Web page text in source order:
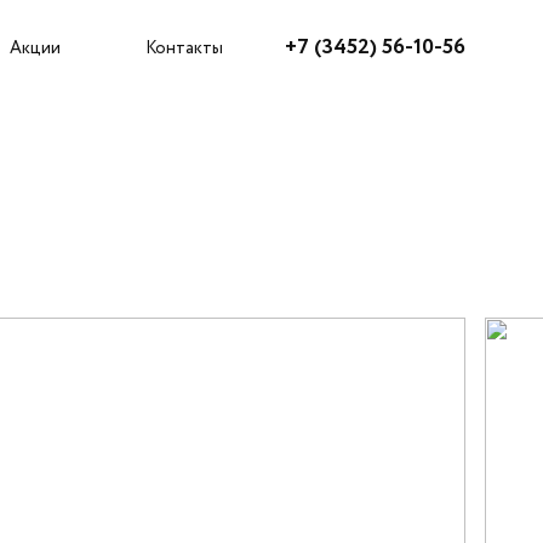
Акции Контакты +7 (3452) 56-10-56
Агентам